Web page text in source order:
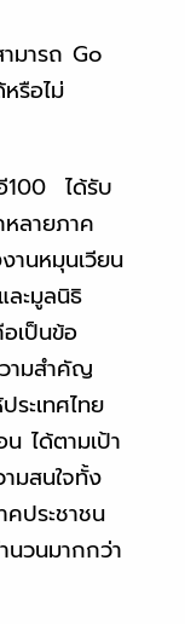
มารถ Go
รือไม่
100 ได้รับ
ลายภาค
นหมุนเวียน
ละมูลนิธิ
เป็นข้อ
ามสำคัญ
ระเทศไทย
ได้ตามเป้า
มสนใจทั้ง
ประชาชน
นวนมากกว่า